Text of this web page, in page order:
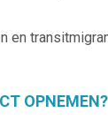
en
OPNEMEN?